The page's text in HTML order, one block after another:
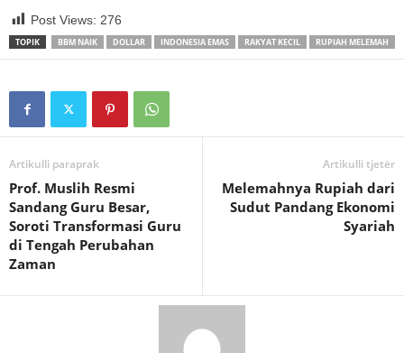
Post Views: 276
TOPIK BBM NAIK DOLLAR INDONESIA EMAS RAKYAT KECIL RUPIAH MELEMAH
Artikulli paraprak
Prof. Muslih Resmi
Sandang Guru Besar,
Soroti Transformasi Guru
di Tengah Perubahan
Zaman
Artikulli tjetër
Melemahnya Rupiah dari
Sudut Pandang Ekonomi
Syariah